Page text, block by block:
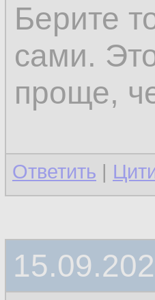
Берите
сами.
проще,
Ответить |